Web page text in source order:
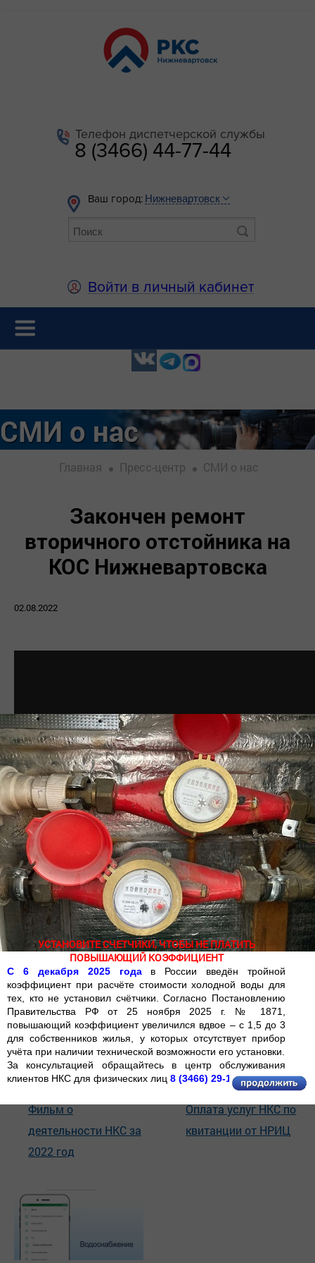
Телефон диспетчерской службы
8 (3466) 44-77-44
Ваш город:
Войти в личный кабинет
СМИ о нас
Главная Пресс-центр СМИ о нас
Закончен ремонт
вторичного отстойника на
КОС Нижневартовска
02.08.2022
13 Декабря
Фильм о
деятельности НКС за
2022 год
28 Января
Оплата услуг НКС по
квитанции от НРИЦ
УСТАНОВИТЕ СЧЕТЧИКИ, ЧТОБЫ НЕ ПЛАТИТЬ
ПОВЫШАЮЩИЙ КОЭФФИЦИЕНТ
С 6 декабря 2025 года
в России введён тройной
коэффициент при расчёте стоимости холодной воды для
тех, кто не установил счётчики. Согласно Постановлению
Правительства РФ от 25 ноября 2025 г. № 1871,
повышающий коэффициент увеличился вдвое – с 1,5 до 3
для собственников жилья, у которых отсутствует прибор
учёта при наличии технической возможности его установки.
За консультацией обращайтесь в центр обслуживания
клиентов НКС для физических лиц 8 (3466) 29-13-05